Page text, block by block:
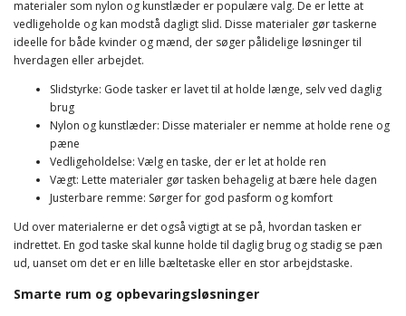
materialer som nylon og kunstlæder er populære valg. De er lette at
vedligeholde og kan modstå dagligt slid. Disse materialer gør taskerne
ideelle for både kvinder og mænd, der søger pålidelige løsninger til
hverdagen eller arbejdet.
Slidstyrke: Gode tasker er lavet til at holde længe, selv ved daglig
brug
Nylon og kunstlæder: Disse materialer er nemme at holde rene og
pæne
Vedligeholdelse: Vælg en taske, der er let at holde ren
Vægt: Lette materialer gør tasken behagelig at bære hele dagen
Justerbare remme: Sørger for god pasform og komfort
Ud over materialerne er det også vigtigt at se på, hvordan tasken er
indrettet. En god taske skal kunne holde til daglig brug og stadig se pæn
ud, uanset om det er en lille bæltetaske eller en stor arbejdstaske.
Smarte rum og opbevaringsløsninger